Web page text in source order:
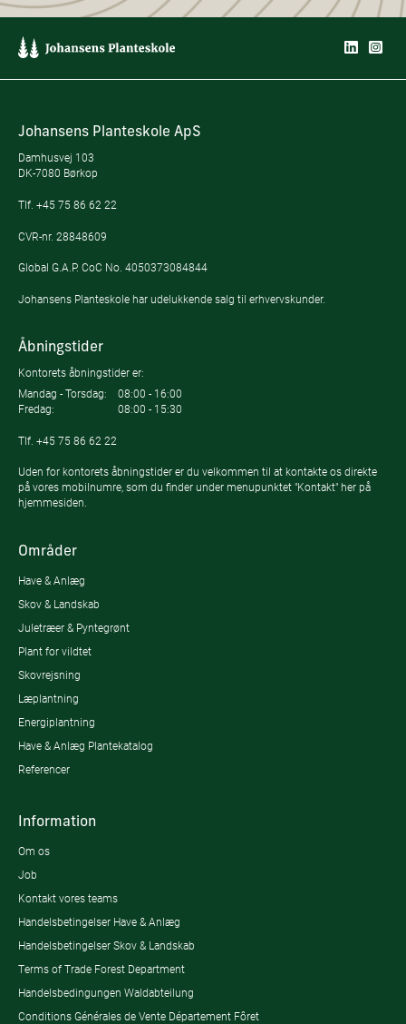
Johansens Planteskole ApS
Damhusvej 103
DK-7080 Børkop
Tlf. +45 75 86 62 22
CVR-nr. 28848609
Global G.A.P. CoC No. 4050373084844
Johansens Planteskole har udelukkende salg til erhvervskunder.
Åbningstider
Kontorets åbningstider er:
Mandag - Torsdag:
08:00 - 16:00
Fredag:
08:00 - 15:30
Tlf. +45 75 86 62 22
Uden for kontorets åbningstider er du velkommen til at kontakte os direkte
på vores mobilnumre, som du finder under menupunktet "Kontakt" her på
hjemmesiden.
Områder
Have & Anlæg
Skov & Landskab
Juletræer & Pyntegrønt
Plant for vildtet
Skovrejsning
Læplantning
Energiplantning
Have & Anlæg Plantekatalog
Referencer
Information
Om os
Job
Kontakt vores teams
Handelsbetingelser Have & Anlæg
Handelsbetingelser Skov & Landskab
Terms of Trade Forest Department
Handelsbedingungen Waldabteilung
Conditions Générales de Vente Département Fôret